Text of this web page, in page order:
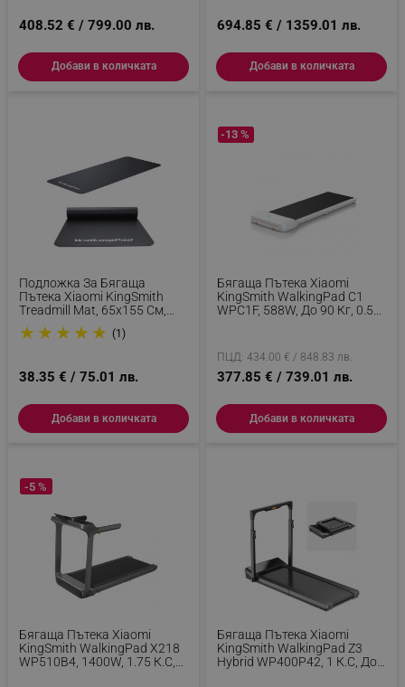
408.52 € / 799.00 лв.
Добави в количката
694.85 € / 1359.01 лв.
Добави в количката
Подложка За Бягаща
Пътека Xiaomi KingSmith
Тrеаdmіll Маt, 65х155 См,
NBR Гума, Абсорбира Шума
И Вибрациите, Черен
★ ★ ★ ★ ★ (1)
38.35 € / 75.01 лв.
Добави в количката
Бягаща Пътека Xiaomi
KingSmith WalkingPad C1
WPC1F, 588W, До 90 Кг, 0.5/6
Мобилно Приложение, Бял
-13 %
ПЦД: 434.00 € / 848.83 лв.
377.85 € / 739.01 лв.
Добави в количката
Бягаща Пътека Xiaomi
KingSmith WalkingPad X218
WP510B4, 1400W, 1.75 К.с,
-5 %
Бягаща Пътека Xiaomi
KingSmith WalkingPad Z3
Hybrid WP400P42, 1 К.с, До